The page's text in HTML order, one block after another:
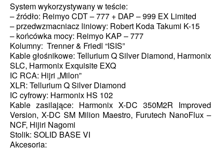
System wykorzystywany w teście:
– źródło: Reimyo CDT – 777 + DAP – 999 EX Limited
– przedwzmacniacz liniowy: Robert Koda Takumi K-15
– końcówka mocy: Reimyo KAP – 777
Kolumny: Trenner & Friedl “ISIS”
Kable głośnikowe: Tellurium Q Silver Diamond, Harmonix
SLC, Harmonix Exquisite EXQ
IC RCA: Hijri „Milon”
XLR: Tellurium Q Silver Diamond
IC cyfrowy: Harmonix HS 102
Kable zasilające: Harmonix X-DC 350M2R Improved
Version, X-DC SM Milion Maestro, Furutech NanoFlux –
NCF, Hijiri Nagomi
Stolik: SOLID BASE VI
Akcesoria: